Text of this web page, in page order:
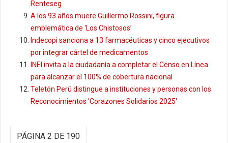
Renteseg
A los 93 años muere Guillermo Rossini, figura
emblemática de ‘Los Chistosos’
Indecopi sanciona a 13 farmacéuticas y cinco ejecutivos
por integrar cártel de medicamentos
INEI invita a la ciudadanía a completar el Censo en Línea
para alcanzar el 100% de cobertura nacional
Teletón Perú distingue a instituciones y personas con los
Reconocimientos 'Corazones Solidarios 2025'
PÁGINA 2 DE 190